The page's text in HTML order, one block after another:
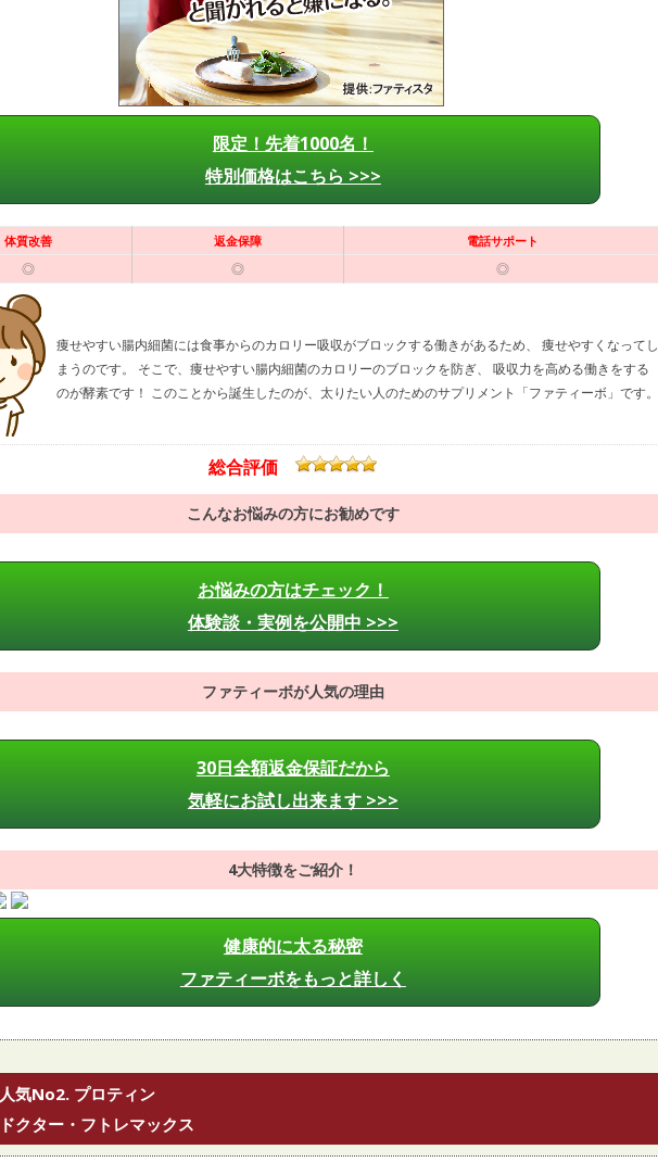
限定！先着1000名！
特別価格はこちら >>>
体質改善 返金保障 電話サポート
◎ ◎ ◎
痩せやすい腸内細菌には食事からのカロリー吸収がブロックする働きがあるため、 痩せやすくなってし
まうのです。 そこで、痩せやすい腸内細菌のカロリーのブロックを防ぎ、 吸収力を高める働きをする
のが酵素です！ このことから誕生したのが、太りたい人のためのサプリメント「ファティーボ」です。
総合評価
こんなお悩みの方にお勧めです
お悩みの方はチェック！
体験談・実例を公開中 >>>
ファティーボが人気の理由
30日全額返金保証だから
気軽にお試し出来ます >>>
4大特徴をご紹介！
健康的に太る秘密
ファティーボをもっと詳しく
人気No2. プロティン
ドクター・フトレマックス